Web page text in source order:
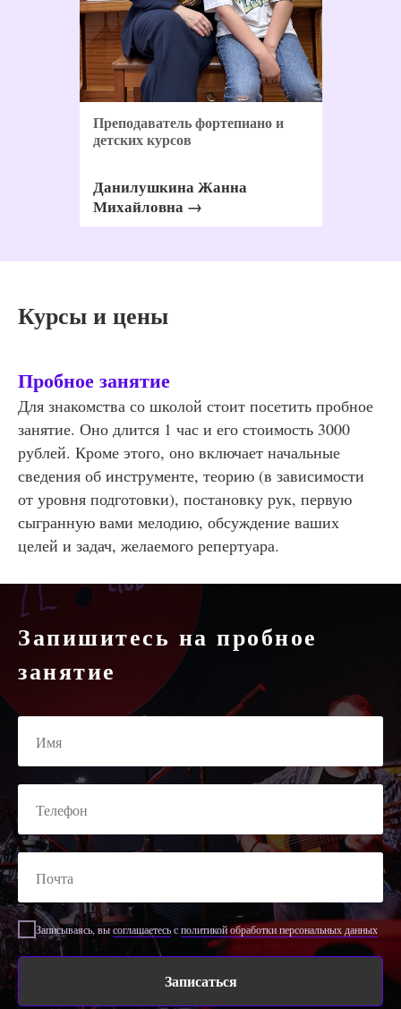
Преподаватель фортепиано и
детских курсов
Данилушкина Жанна
Михайловна →
Курсы и цены
Пробное занятие
Для знакомства со школой стоит посетить пробное
занятие. Оно длится 1 час и его стоимость 3000
рублей. Кроме этого, оно включает начальные
сведения об инструменте, теорию (в зависимости
от уровня подготовки), постановку рук, первую
сыгранную вами мелодию, обсуждение ваших
целей и задач, желаемого репертуара.
Запишитесь на пробное
занятие
Записываясь, высоглашаетесьсполитикой обработки персональных данных
Записаться